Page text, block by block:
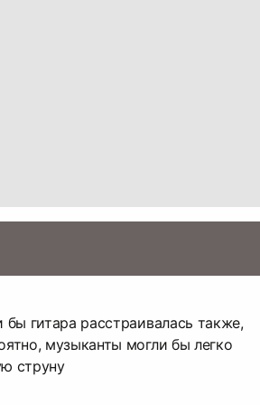
гитара расстраивалась также,
музыканты могли бы легко
струну